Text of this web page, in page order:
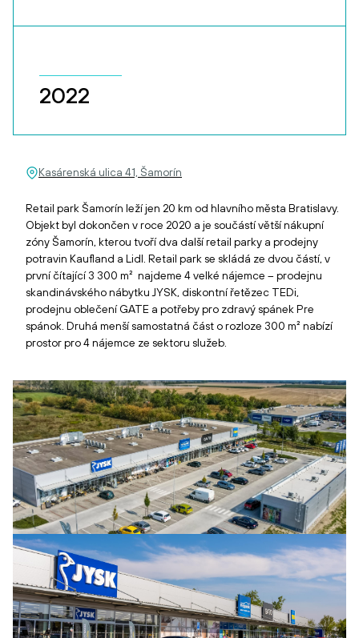
2022
Kasárenská ulica 41, Šamorín
Retail park Šamorín leží jen 20 km od hlavního města Bratislavy.
Objekt byl dokončen v roce 2020 a je součástí větší nákupní
zóny Šamorín, kterou tvoří dva další retail parky a prodejny
potravin Kaufland a Lidl. Retail park se skládá ze dvou částí, v
první čítající 3 300 m² najdeme 4 velké nájemce – prodejnu
skandinávského nábytku JYSK, diskontní řetězec TEDi,
prodejnu oblečení GATE a potřeby pro zdravý spánek Pre
spánok. Druhá menší samostatná část o rozloze 300 m² nabízí
prostor pro 4 nájemce ze sektoru služeb.